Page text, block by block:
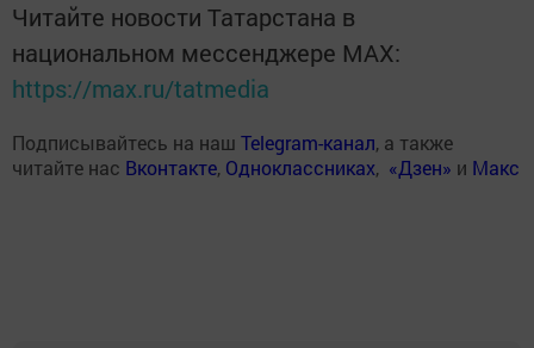
Читайте новости Татарстана в
национальном мессенджере MАХ:
https://max.ru/tatmedia
Подписывайтесь на наш Telegram-канал, а также
читайте нас Вконтакте, Одноклассниках, «Дзен» и Макс